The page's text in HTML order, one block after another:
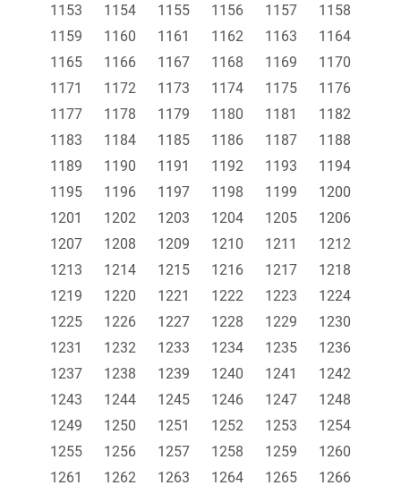
1153 1154 1155 1156 1157
1158
1159
1160 1161 1162 1163
1164
1165
1166 1167 1168 1169
1170
1171
1172 1173 1174 1175
1176
1177
1178 1179 1180 1181
1182
1183
1184 1185 1186 1187
1188
1189
1190 1191 1192 1193
1194
1195
1196 1197 1198 1199
1200
1201
1202 1203 1204 1205
1206
1207
1208 1209 1210 1211
1212
1213
1214 1215 1216 1217
1218
1219
1220 1221 1222 1223
1224
1225
1226 1227 1228 1229
1230
1231
1232 1233 1234 1235
1236
1237
1238 1239 1240 1241
1242
1243
1244 1245 1246 1247
1248
1249
1250 1251 1252 1253
1254
1255
1256 1257 1258 1259
1260
1261
1262 1263 1264 1265
1266